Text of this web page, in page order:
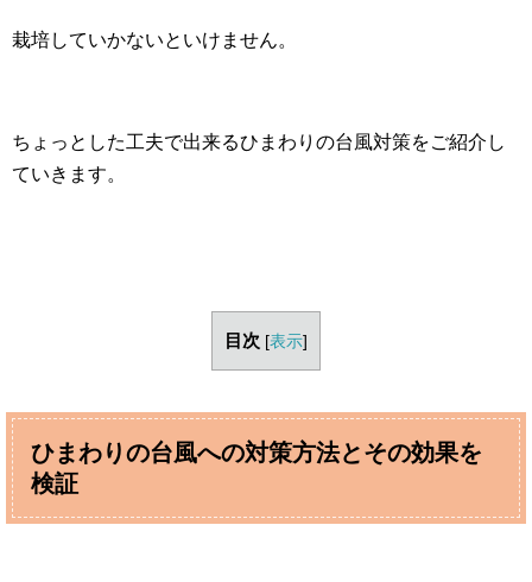
栽培していかないといけません。
ちょっとした工夫で出来るひまわりの台風対策をご紹介し
ていきます。
目次 [表示]
ひまわりの台風への対策方法とその効果を
検証